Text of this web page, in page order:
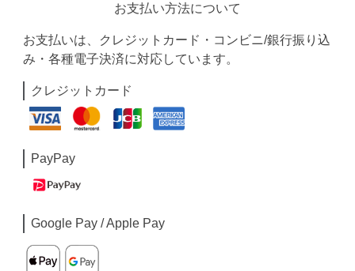
お支払い方法について
お支払いは、クレジットカード・コンビニ/銀行振り込
み・各種電子決済に対応しています。
クレジットカード
PayPay
Google Pay / Apple Pay